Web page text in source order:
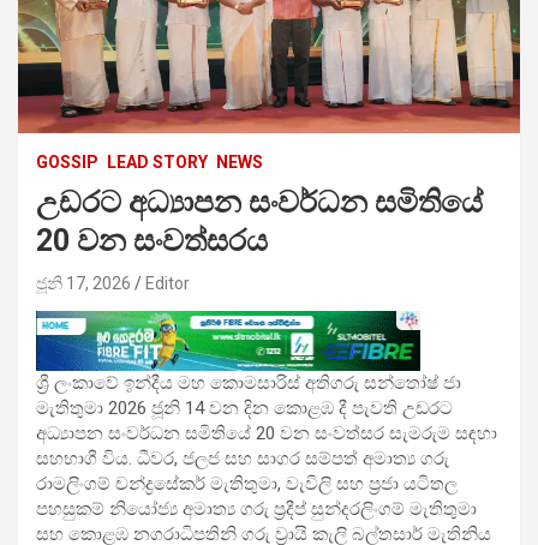
GOSSIP LEAD STORY NEWS
උඩරට අධ්‍යාපන සංවර්ධන සමිතියේ
20 වන සංවත්සරය
ජූනි 17, 2026 Editor
ශ්‍රී ලංකාවේ ඉන්දීය මහ කොමසාරිස් අතිගරු සන්තෝෂ් ජා
මැතිතුමා 2026 ජූනි 14 වන දින කොළඹ දී පැවති උඩරට
අධ්‍යාපන සංවර්ධන සමිතියේ 20 වන සංවත්සර සැමරුම සඳහා
සහභාගී විය. ධීවර, ජලජ සහ සාගර සම්පත් අමාත්‍ය ගරු
රාමලිංගම් චන්ද්‍රසේකර් මැතිතුමා, වැවිලි සහ ප්‍රජා යටිතල
පහසුකම් නියෝජ්‍ය අමාත්‍ය ගරු ප්‍රදීප් සුන්දරලිංගම් මැතිතුමා
සහ කොළඹ නගරාධිපතිනි ගරු ව්‍රායි කැලි බල්තසාර් මැතිනිය